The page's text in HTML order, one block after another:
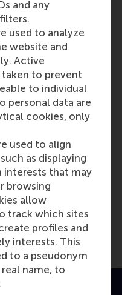
and any
used to analyze
website and
Active
taken to prevent
to individual
personal data are
cookies, only
used to align
as displaying
interests that may
browsing
allow
track which sites
profiles and
interests. This
to a pseudonym
name, to
2022
options
link:here
over de